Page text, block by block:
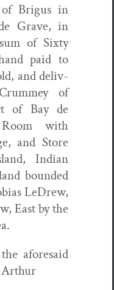
Bri­gus in
Grave, in
of Six­ty
paid to
and deliv­
of
of Bay de
with
and Store
Indi­an
bound­ed
LeDrew,
East by the
afore­said
Arthur